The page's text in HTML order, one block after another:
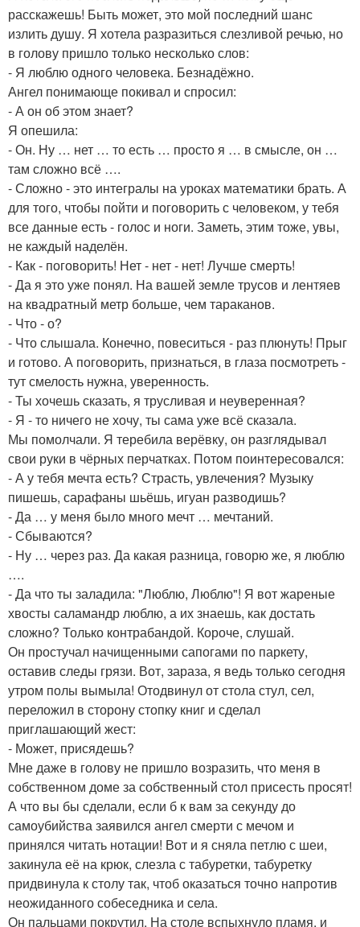
расскажешь! Быть может, это мой последний шанс
излить душу. Я хотела разразиться слезливой речью, но
в голову пришло только несколько слов:
- Я люблю одного человека. Безнадёжно.
Ангел понимающе покивал и спросил:
- А он об этом знает?
Я опешила:
- Он. Ну … нет … то есть … просто я … в смысле, он …
там сложно всё ….
- Сложно - это интегралы на уроках математики брать. А
для того, чтобы пойти и поговорить с человеком, у тебя
все данные есть - голос и ноги. Заметь, этим тоже, увы,
не каждый наделён.
- Как - поговорить! Нет - нет - нет! Лучше смерть!
- Да я это уже понял. На вашей земле трусов и лентяев
на квадратный метр больше, чем тараканов.
- Что - о?
- Что слышала. Конечно, повеситься - раз плюнуть! Прыг
и готово. А поговорить, признаться, в глаза посмотреть -
тут смелость нужна, уверенность.
- Ты хочешь сказать, я трусливая и неуверенная?
- Я - то ничего не хочу, ты сама уже всё сказала.
Мы помолчали. Я теребила верёвку, он разглядывал
свои руки в чёрных перчатках. Потом поинтересовался:
- А у тебя мечта есть? Страсть, увлечения? Музыку
пишешь, сарафаны шьёшь, игуан разводишь?
- Да … у меня было много мечт … мечтаний.
- Сбываются?
- Ну … через раз. Да какая разница, говорю же, я люблю
….
- Да что ты заладила: "Люблю, Люблю"! Я вот жареные
хвосты саламандр люблю, а их знаешь, как достать
сложно? Только контрабандой. Короче, слушай.
Он простучал начищенными сапогами по паркету,
оставив следы грязи. Вот, зараза, я ведь только сегодня
утром полы вымыла! Отодвинул от стола стул, сел,
переложил в сторону стопку книг и сделал
приглашающий жест:
- Может, присядешь?
Мне даже в голову не пришло возразить, что меня в
собственном доме за собственный стол присесть просят!
А что вы бы сделали, если б к вам за секунду до
самоубийства заявился ангел смерти с мечом и
принялся читать нотации! Вот и я сняла петлю с шеи,
закинула её на крюк, слезла с табуретки, табуретку
придвинула к столу так, чтоб оказаться точно напротив
неожиданного собеседника и села.
Он пальцами покрутил. На столе вспыхнуло пламя, и